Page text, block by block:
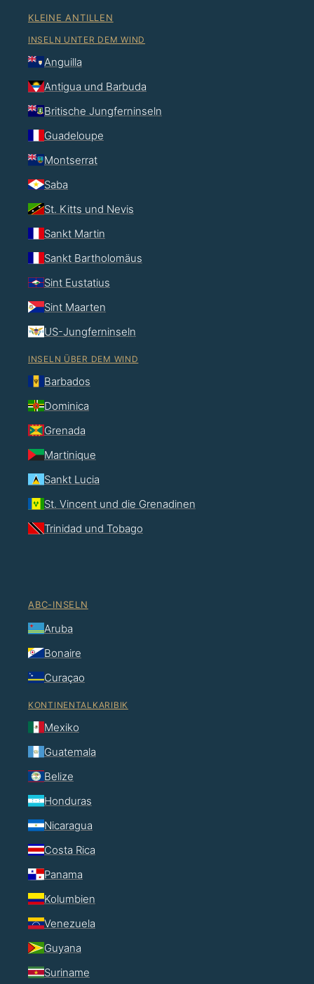
KLEINE ANTILLEN
INSELN UNTER DEM WIND
Anguilla
Antigua und Barbuda
Britische Jungferninseln
Guadeloupe
Montserrat
Saba
St. Kitts und Nevis
Sankt Martin
Sankt Bartholomäus
Sint Eustatius
Sint Maarten
US-Jungferninseln
INSELN ÜBER DEM WIND
Barbados
Dominica
Grenada
Martinique
Sankt Lucia
St. Vincent und die Grenadinen
Trinidad und Tobago
ABC-INSELN
Aruba
Bonaire
Curaçao
KONTINENTALKARIBIK
Mexiko
Guatemala
Belize
Honduras
Nicaragua
Costa Rica
Panama
Kolumbien
Venezuela
Guyana
Suriname